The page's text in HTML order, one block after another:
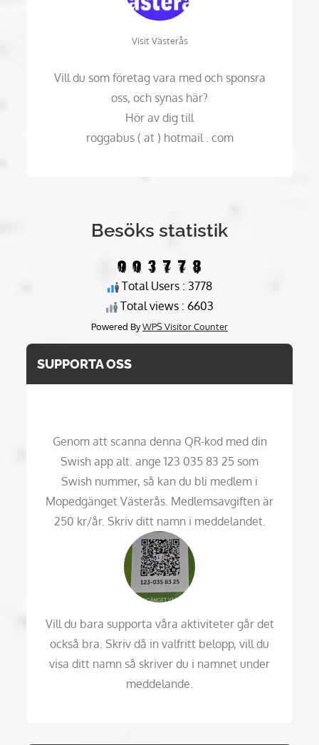
Visit Västerås
Vill du som företag vara med och sponsra
oss, och synas här?
Hör av dig till
roggabus ( at ) hotmail . com
Besöks statistik
Total Users : 3778
Total views : 6603
Powered ByWPS Visitor Counter
SUPPORTA OSS
Genom att scanna denna QR-kod med din
Swish app alt. ange 123 035 83 25 som
Swish nummer, så kan du bli medlem i
Mopedgänget Västerås. Medlemsavgiften är
250 kr/år. Skriv ditt namn i meddelandet.
Vill du bara supporta våra aktiviteter går det
också bra. Skriv då in valfritt belopp, vill du
visa ditt namn så skriver du i namnet under
meddelande.